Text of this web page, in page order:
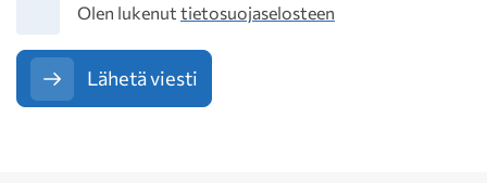
TietosuojaOlen lukenut tietosuojaselosteen
Lähetä viesti